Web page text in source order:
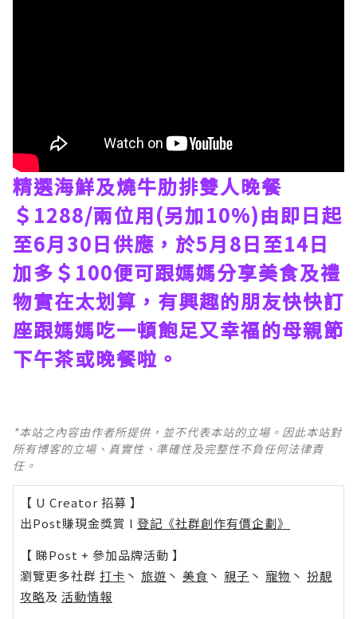
精選海鮮及燒牛肋排雙人晚餐
＄1288/兩位用(另加10%)由即日起
至6月30日供應，於5月8日至14日
加多＄100便可跟媽媽分享美食及禮
物實在太划算，有興趣的朋友快快訂
座跟媽媽吃一頓飽足又幸福的母親節
下午茶或晚餐啦。
*本站之內容由作者所提供，並不代表本站的立場。因此本站對
所有博客的立場、真實性、準確性及完整性不負任何法律責
任。
【 U Creator 招募 】
出Post賺現金獎賞 l 登記《社群創作有價企劃》
【 睇Post + 參加品牌活動 】
瀏覽更多社群 打卡 丶 旅遊 丶 美食 丶 親子 丶 寵物 丶 扮靚
攻略及 活動情報